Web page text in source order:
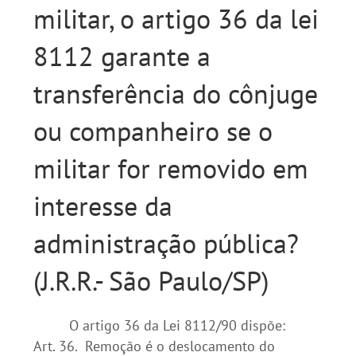
militar, o artigo 36 da lei
8112 garante a
transferência do cônjuge
ou companheiro se o
militar for removido em
interesse da
administração pública?
(J.R.R.- São Paulo/SP)
O artigo 36 da Lei 8112/90 dispõe:
Art. 36. Remoção é o deslocamento do